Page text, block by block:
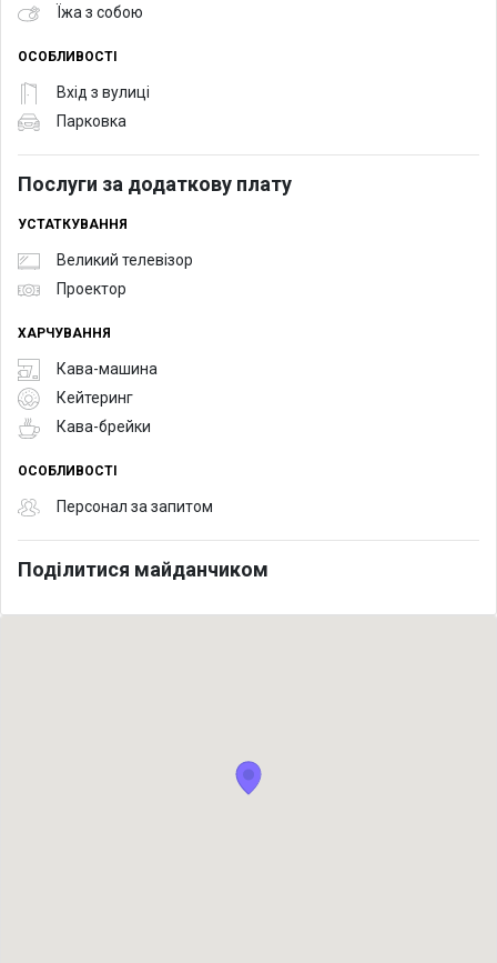
Їжа з собою
ОСОБЛИВОСТІ
Вхід з вулиці
Парковка
Послуги за додаткову плату
УСТАТКУВАННЯ
Великий телевізор
Проектор
ХАРЧУВАННЯ
Кава-машина
Кейтеринг
Кава-брейки
ОСОБЛИВОСТІ
Персонал за запитом
Поділитися майданчиком